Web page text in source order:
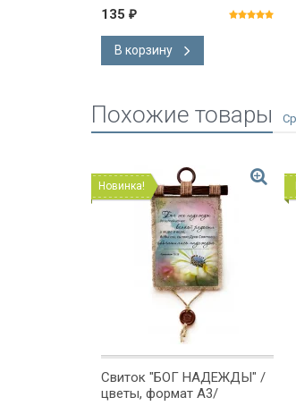
135 ₽
В корзину
Похожие товары
Новинка!
Свиток "БОГ НАДЕЖДЫ" /
цветы, формат А3/